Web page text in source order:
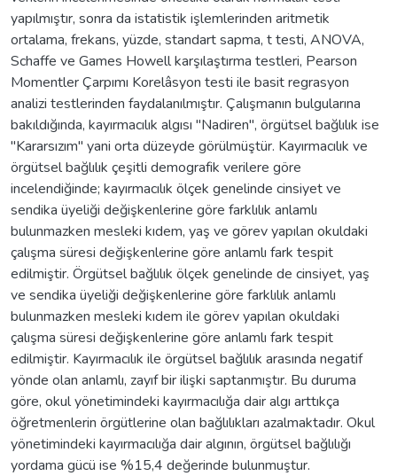
yapılmıştır, sonra da istatistik işlemlerinden aritmetik
ortalama, frekans, yüzde, standart sapma, t testi, ANOVA,
Schaffe ve Games Howell karşılaştırma testleri, Pearson
Momentler Çarpımı Korelâsyon testi ile basit regrasyon
analizi testlerinden faydalanılmıştır. Çalışmanın bulgularına
bakıldığında, kayırmacılık algısı "Nadiren", örgütsel bağlılık ise
"Kararsızım" yani orta düzeyde görülmüştür. Kayırmacılık ve
örgütsel bağlılık çeşitli demografik verilere göre
incelendiğinde; kayırmacılık ölçek genelinde cinsiyet ve
sendika üyeliği değişkenlerine göre farklılık anlamlı
bulunmazken mesleki kıdem, yaş ve görev yapılan okuldaki
çalışma süresi değişkenlerine göre anlamlı fark tespit
edilmiştir. Örgütsel bağlılık ölçek genelinde de cinsiyet, yaş
ve sendika üyeliği değişkenlerine göre farklılık anlamlı
bulunmazken mesleki kıdem ile görev yapılan okuldaki
çalışma süresi değişkenlerine göre anlamlı fark tespit
edilmiştir. Kayırmacılık ile örgütsel bağlılık arasında negatif
yönde olan anlamlı, zayıf bir ilişki saptanmıştır. Bu duruma
göre, okul yönetimindeki kayırmacılığa dair algı arttıkça
öğretmenlerin örgütlerine olan bağlılıkları azalmaktadır. Okul
yönetimindeki kayırmacılığa dair algının, örgütsel bağlılığı
yordama gücü ise %15,4 değerinde bulunmuştur.